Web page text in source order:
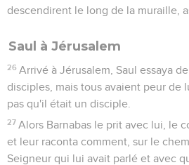
descendirent le long de la muraille,
Saul à Jérusalem
26 Arrivé à Jérusalem, Saul essaya
disciples, mais tous avaient peur de
pas qu'il était un disciple.
27 Alors Barnabas le prit avec lui, le
et leur raconta comment, sur le
Seigneur qui lui avait parlé et avec